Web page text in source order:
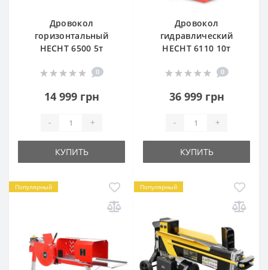
Дровокол
горизонтальный
HECHT 6500 5т
0
14 999 грн
- +
КУПИТЬ
Дровокол
гидравлический
HECHT 6110 10т
0
36 999 грн
- +
КУПИТЬ
Популярный Популярный